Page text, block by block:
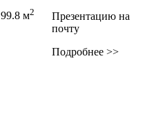
99.8 м2
Презентацию на
почту
Подробнее >>